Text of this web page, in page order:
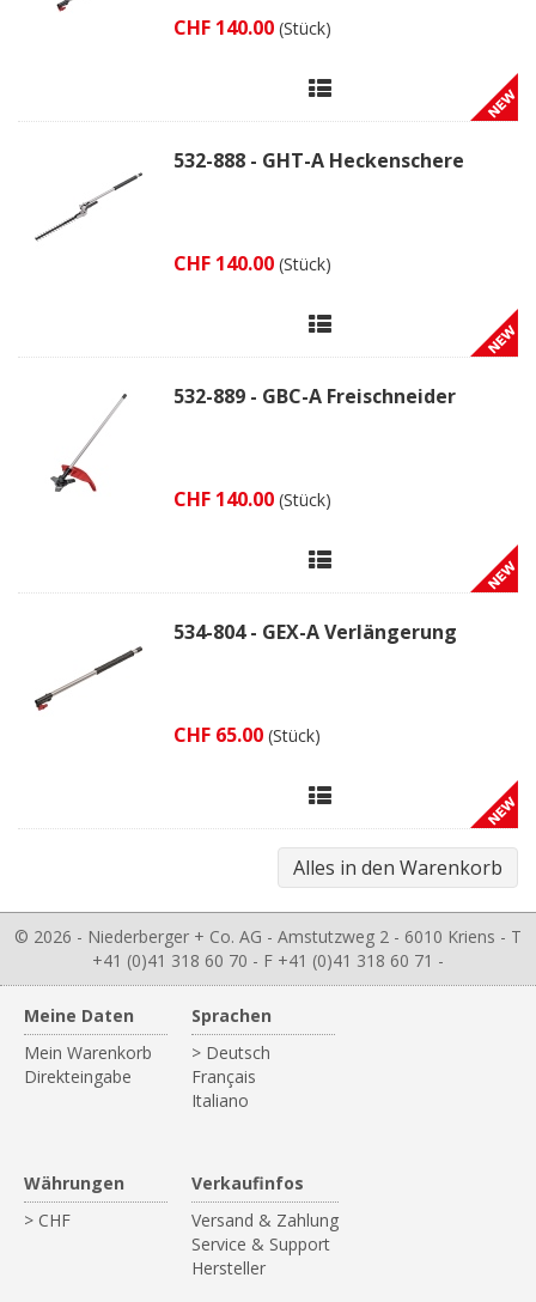
CHF 140.00 (Stück)
532-888 - GHT-A Heckenschere
CHF 140.00 (Stück)
532-889 - GBC-A Freischneider
CHF 140.00 (Stück)
534-804 - GEX-A Verlängerung
CHF 65.00 (Stück)
© 2026 - Niederberger + Co. AG - Amstutzweg 2 - 6010 Kriens - T
+41 (0)41 318 60 70 - F +41 (0)41 318 60 71 -
Meine Daten
Mein Warenkorb
Direkteingabe
Sprachen
> Deutsch
Français
Italiano
Währungen
> CHF
Verkaufinfos
Versand & Zahlung
Service & Support
Hersteller